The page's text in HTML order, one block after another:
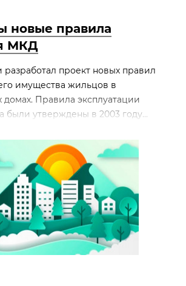
новые правила
МКД
проект новых правил
имущества жильцов в
домах. Правила эксплуатации
утверждены в 2003 году...